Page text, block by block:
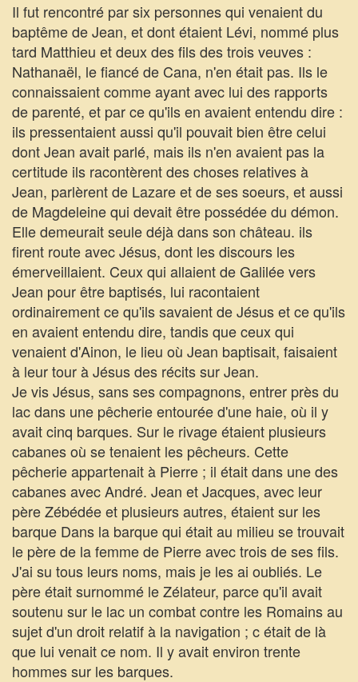
Il fut rencontré par six personnes qui venaient du
baptême de Jean, et dont étaient Lévi, nommé plus
tard Matthieu et deux des fils des trois veuves :
Nathanaël, le fiancé de Cana, n'en était pas. Ils le
connaissaient comme ayant avec lui des rapports
de parenté, et par ce qu'ils en avaient entendu dire :
ils pressentaient aussi qu'il pouvait bien être celui
dont Jean avait parlé, mais ils n'en avaient pas la
certitude ils racontèrent des choses relatives à
Jean, parlèrent de Lazare et de ses soeurs, et aussi
de Magdeleine qui devait être possédée du démon.
Elle demeurait seule déjà dans son château. ils
firent route avec Jésus, dont les discours les
émerveillaient. Ceux qui allaient de Galilée vers
Jean pour être baptisés, lui racontaient
ordinairement ce qu'ils savaient de Jésus et ce qu'ils
en avaient entendu dire, tandis que ceux qui
venaient d'Ainon, le lieu où Jean baptisait, faisaient
à leur tour à Jésus des récits sur Jean.
Je vis Jésus, sans ses compagnons, entrer près du
lac dans une pêcherie entourée d'une haie, où il y
avait cinq barques. Sur le rivage étaient plusieurs
cabanes où se tenaient les pêcheurs. Cette
pêcherie appartenait à Pierre ; il était dans une des
cabanes avec André. Jean et Jacques, avec leur
père Zébédée et plusieurs autres, étaient sur les
barque Dans la barque qui était au milieu se trouvait
le père de la femme de Pierre avec trois de ses fils.
J'ai su tous leurs noms, mais je les ai oubliés. Le
père était surnommé le Zélateur, parce qu'il avait
soutenu sur le lac un combat contre les Romains au
sujet d'un droit relatif à la navigation ; c était de là
que lui venait ce nom. Il y avait environ trente
hommes sur les barques.